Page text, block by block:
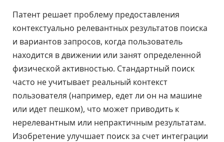
Патент решает проблему предоставления
контекстуально релевантных результатов поиска
и вариантов запросов, когда пользователь
находится в движении или занят определенной
физической активностью. Стандартный поиск
часто не учитывает реальный контекст
пользователя (например, едет ли он на машине
или идет пешком), что может приводить к
нерелевантным или непрактичным результатам.
Изобретение улучшает поиск за счет интеграции